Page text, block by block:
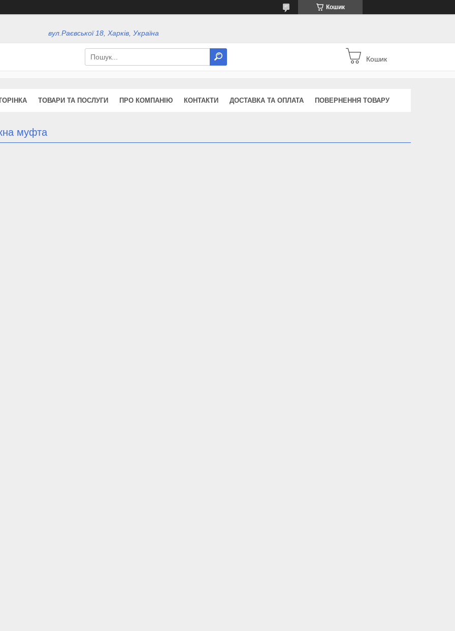
Кошик
вул.Раєвської 18, Харків, Україна
Кошик
ТОВАРИ ТА ПОСЛУГИ ПРО КОМПАНІЮ КОНТАКТИ ДОСТАВКА ТА ОПЛАТА ПОВЕРНЕННЯ ТОВАРУ
муфта